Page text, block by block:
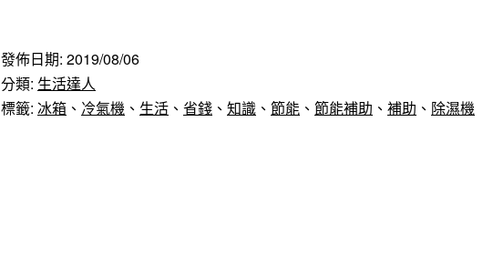
補
發佈日期: 2019/08/06
分類: 生活達人
標籤: 冰箱 、 冷氣機 、 生活 、 省錢 、 知識 、 節能 、 節能補助 、 補助 、 除濕機